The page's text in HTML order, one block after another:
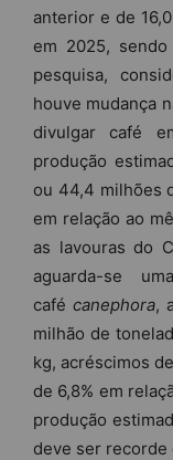
anterior e de
em 2025,
pesquisa,
houve mudança
divulgar café
produção
ou 44,4 milhões
em relação ao
as lavouras do
aguarda-se
cafécanephora,
milhão de
kg, acréscimos
de 6,8% em
produção
deve ser recorde